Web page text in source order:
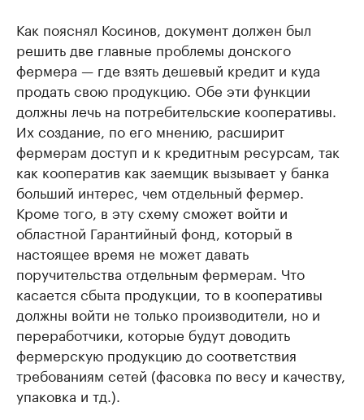
Как пояснял Косинов, документ должен был
решить две главные проблемы донского
фермера — где взять дешевый кредит и куда
продать свою продукцию. Обе эти функции
должны лечь на потребительские кооперативы.
Их создание, по его мнению, расширит
фермерам доступ и к кредитным ресурсам, так
как кооператив как заемщик вызывает у банка
больший интерес, чем отдельный фермер.
Кроме того, в эту схему сможет войти и
областной Гарантийный фонд, который в
настоящее время не может давать
поручительства отдельным фермерам. Что
касается сбыта продукции, то в кооперативы
должны войти не только производители, но и
переработчики, которые будут доводить
фермерскую продукцию до соответствия
требованиям сетей (фасовка по весу и качеству,
упаковка и тд.).